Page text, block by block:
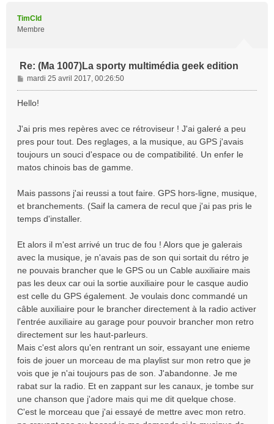
TimCld
Membre
Re: (Ma 1007)La sporty multimédia geek edition
M
e
s
g
e
mardi 25 avril 2017, 00:26:50
Hello!
J'ai pris mes repères avec ce rétroviseur ! J'ai galeré a peu
pres pour tout. Des reglages, a la musique, au GPS j'avais
toujours un souci d'espace ou de compatibilité. Un enfer le
matos chinois bas de gamme.
Mais passons j'ai reussi a tout faire. GPS hors-ligne, musique,
et branchements. (Saif la camera de recul que j'ai pas pris le
temps d'installer.
Et alors il m'est arrivé un truc de fou ! Alors que je galerais
avec la musique, je n'avais pas de son qui sortait du rétro je
ne pouvais brancher que le GPS ou un Cable auxiliaire mais
pas les deux car oui la sortie auxiliaire pour le casque audio
est celle du GPS également. Je voulais donc commandé un
câble auxiliaire pour le brancher directement à la radio activer
l'entrée auxiliaire au garage pour pouvoir brancher mon retro
directement sur les haut-parleurs.
Mais c'est alors qu'en rentrant un soir, essayant une enieme
fois de jouer un morceau de ma playlist sur mon retro que je
vois que je n'ai toujours pas de son. J'abandonne. Je me
rabat sur la radio. Et en zappant sur les canaux, je tombe sur
une chanson que j'adore mais qui me dit quelque chose.
C'est le morceau que j'ai essayé de mettre avec mon retro.